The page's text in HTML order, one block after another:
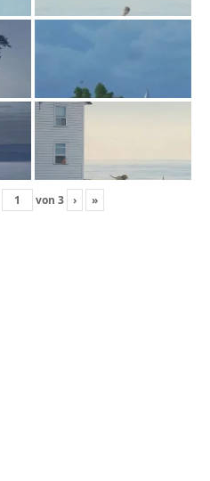
von 3 › »